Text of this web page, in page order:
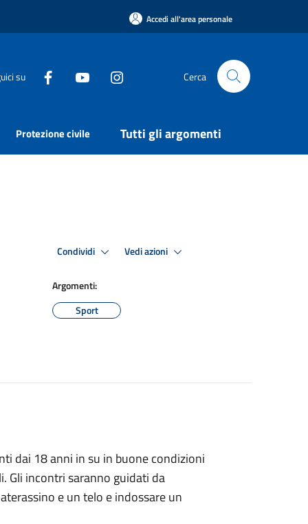
Accedi all'area personale
su Cerca
Protezione civile Tutti gli argomenti
Condividi Vedi azioni
Argomenti:
Sport
dai 18 anni in su in buone condizioni
Gli incontri saranno guidati da
e un telo e indossare un